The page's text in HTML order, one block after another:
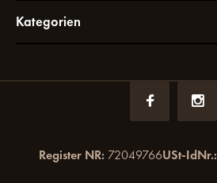
Kategorien
Register NR: 72049766USt-IdNr.: